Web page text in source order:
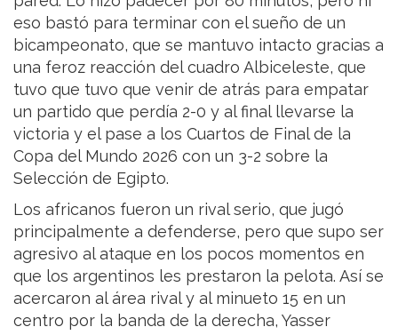
eso bastó para terminar con el sueño de un
bicampeonato, que se mantuvo intacto gracias a
una feroz reacción del cuadro Albiceleste, que
tuvo que tuvo que venir de atrás para empatar
un partido que perdía 2-0 y al final llevarse la
victoria y el pase a los Cuartos de Final de la
Copa del Mundo 2026 con un 3-2 sobre la
Selección de Egipto.
Los africanos fueron un rival serio, que jugó
principalmente a defenderse, pero que supo ser
agresivo al ataque en los pocos momentos en
que los argentinos les prestaron la pelota. Así se
acercaron al área rival y al minueto 15 en un
centro por la banda de la derecha, Yasser